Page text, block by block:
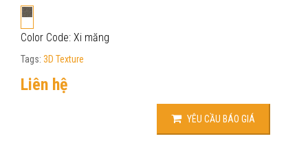
Color Code: Xi măng
Tags: 3D Texture
Liên hệ
YÊU CẦU BÁO GIÁ